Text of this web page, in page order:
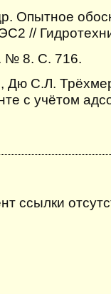
Опытное
//
№ 8. С. 716.
С.Л.
с учётом
ссылки